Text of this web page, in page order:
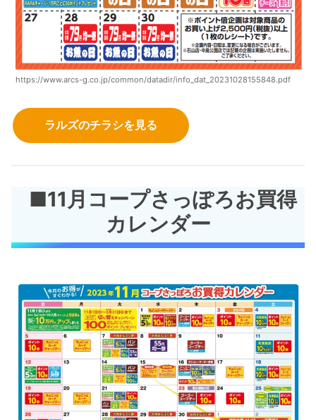
https://www.arcs-g.co.jp/common/datadir/info_dat_20231028155848.pdf
ラルズのチラシを見る
■11月コープさっぽろお買得
カレンダー